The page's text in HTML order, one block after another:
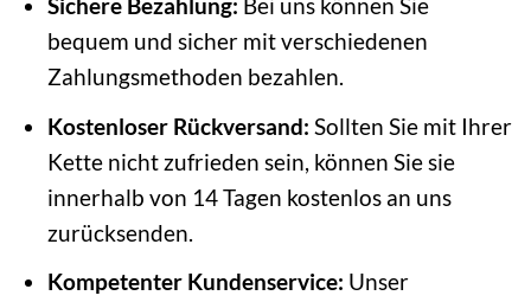
Sichere Bezahlung: Bei uns können Sie
bequem und sicher mit verschiedenen
Zahlungsmethoden bezahlen.
Kostenloser Rückversand: Sollten Sie mit Ihrer
Kette nicht zufrieden sein, können Sie sie
innerhalb von 14 Tagen kostenlos an uns
zurücksenden.
Kompetenter Kundenservice: Unser